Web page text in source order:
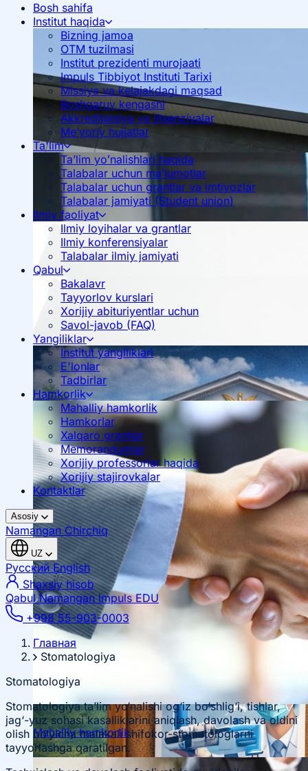
Bosh sahifa
Institut haqida
Bizning jamoa
OTM tuzilmasi
Institut prezidenti murojaati
Impuls Tibbiyot Instituti Tarixi
Missiya va kelajakdagi maqsad
Boshqaruv kengashi
Akkreditatsiya va litsenziyalar
Me’yoriy hujjatlar
Ta'lim
Ta’lim yoʻnalishlari haqida
Talabalar uchun ma’lumotlar
Talabalar uchun grantlar va imtiyozlar
Talabalar jamiyati (Student union)
Ilmiy faoliyat
Ilmiy loyihalar va grantlar
Ilmiy konferensiyalar
Talabalar ilmiy jamiyati
Qabul
Bakalavr
Tayyorlov kurslari
Xorijiy abituriyentlar uchun
Savol-javob (FAQ)
Yangiliklar
Institut yangiliklari
E'lonlar
Tadbirlar
Hamkorlik
Mahalliy hamkorlik
Mahalliy hamkorlik
Hamkorlar
Xalqaro grantlar
Memorandumlar
Xorijiy professorlar haqida
Xorijiy stajirovkalar
Kontaktlar
Asosiy
NamanganChirchiq
UZ
РусскийEnglish
Shaxsiy hisob
Qabul Namangan Impuls EDU
+998 55-903-0003
Главная
Stomatologiya
Stomatologiya
Stomatologiya ta’lim yo‘nalishi og‘iz bo‘shlig‘i, tishlar,
jag‘-yuz sohasi kasalliklarini aniqlash, davolash va oldini
olish bo‘yicha malakali shifokor-stomatologlarni
tayyorlashga qaratilgan.